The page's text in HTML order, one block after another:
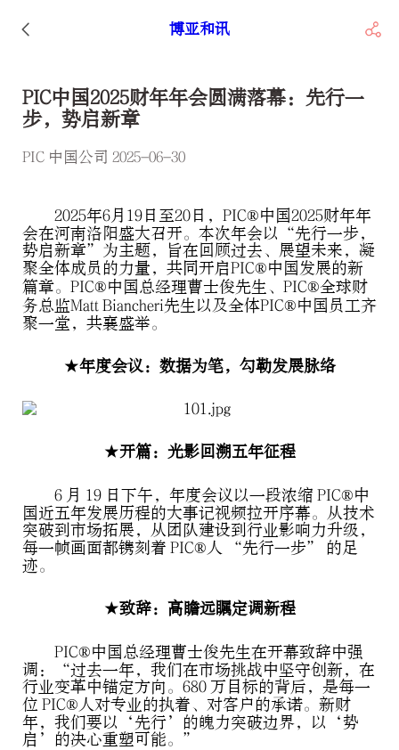
博亚和讯
PIC中国2025财年年会圆满落幕：先行一
步，势启新章
PIC 中国公司 2025-06-30
2025年6月19日至20日，PIC®中国2025财年年
会在河南洛阳盛大召开。本次年会以“先行一步，
势启新章”为主题，旨在回顾过去、展望未来，凝
聚全体成员的力量，共同开启PIC®中国发展的新
篇章。PIC®中国总经理曹士俊先生、PIC®全球财
务总监Matt Biancheri先生以及全体PIC®中国员工齐
聚一堂，共襄盛举。
★年度会议：数据为笔，勾勒发展脉络
★开篇：光影回溯五年征程
6 月 19 日下午，年度会议以一段浓缩 PIC®中
国近五年发展历程的大事记视频拉开序幕。从技术
突破到市场拓展，从团队建设到行业影响力升级，
每一帧画面都镌刻着 PIC®人 “先行一步” 的足
迹。
★致辞：高瞻远瞩定调新程
PIC®中国总经理曹士俊先生在开幕致辞中强
调：“过去一年，我们在市场挑战中坚守创新，在
行业变革中锚定方向。680 万目标的背后，是每一
位 PIC®人对专业的执着、对客户的承诺。新财
年，我们要以‘先行’的魄力突破边界，以‘势
启’的决心重塑可能。”